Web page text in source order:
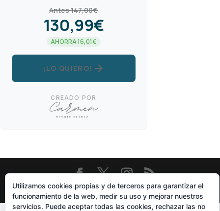
Antes 147,00€
130,99€
AHORRA 16,01€
¡LO QUIERO! arrow_forward
CREADO POR
Diseñado PorElegant Themes | Funciona ConWordPress
Utilizamos cookies propias y de terceros para garantizar el
funcionamiento de la web, medir su uso y mejorar nuestros
servicios. Puede aceptar todas las cookies, rechazar las no